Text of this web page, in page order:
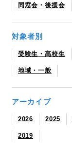
同窓会・後援会
対象者別
受験生・高校生
地域・一般
アーカイブ
2026 2025
2019